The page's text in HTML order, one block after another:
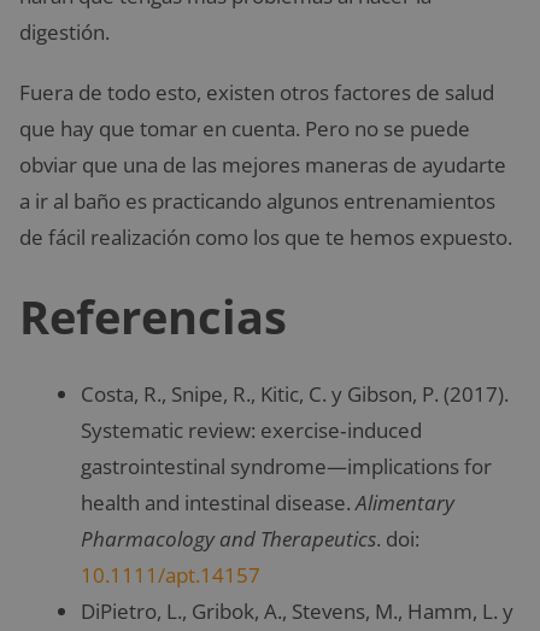
digestión.
Fuera de todo esto, existen otros factores de salud
que hay que tomar en cuenta. Pero no se puede
obviar que una de las mejores maneras de ayudarte
a ir al baño es practicando algunos entrenamientos
de fácil realización como los que te hemos expuesto.
Referencias
Costa, R., Snipe, R., Kitic, C. y Gibson, P. (2017).
Systematic review: exercise‐induced
gastrointestinal syndrome—implications for
health and intestinal disease.Alimentary
Pharmacology and Therapeutics. doi:
10.1111/apt.14157
DiPietro, L., Gribok, A., Stevens, M., Hamm, L. y